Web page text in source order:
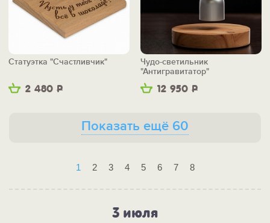
2 480 Р
Статуэтка "Счастливчик"
12 950 Р
Чудо-светильник
"Антигравитатор"
Показать ещё 60
1 2 3 4 5 6 7 8
3 июля